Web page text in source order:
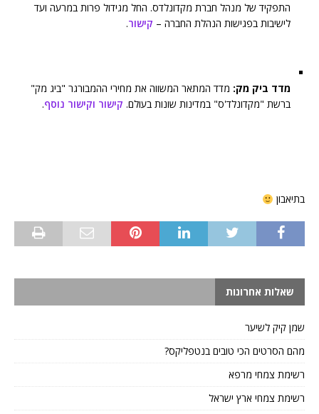
התפקיד של מנהל חברת מקדונלדס. החל מגידול פרות במרעה ועד
לישיבות בפגישות הנהלת החברה – קישור.
מדד ביק מק: מדד המתאר המשווה את מחירי ההמבורגר "ביג מק"
ברשת "מקדונלד'ס" במדינות שונות בעולם. קישור וקישור נוסף.
בתיאבון
שאלות אחרונות
שמן קיק לשיער
מהם הסרטים הכי טובים בנטפליקס?
רשימת צמחי מרפא
רשימת צמחי ארץ ישראל